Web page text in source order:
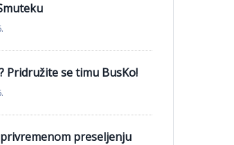
Pridružite se timu BusKo!
preseljenju